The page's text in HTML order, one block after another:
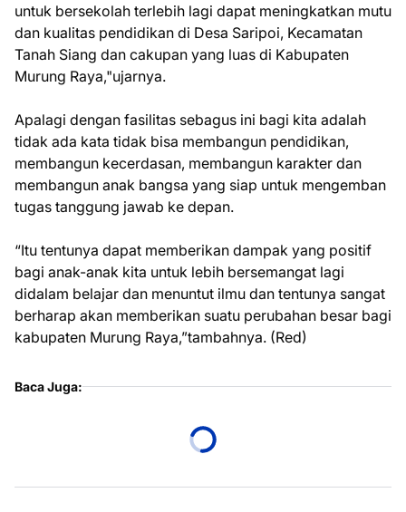
untuk bersekolah terlebih lagi dapat meningkatkan mutu
dan kualitas pendidikan di Desa Saripoi, Kecamatan
Tanah Siang dan cakupan yang luas di Kabupaten
Murung Raya,"ujarnya.
Apalagi dengan fasilitas sebagus ini bagi kita adalah
tidak ada kata tidak bisa membangun pendidikan,
membangun kecerdasan, membangun karakter dan
membangun anak bangsa yang siap untuk mengemban
tugas tanggung jawab ke depan.
“Itu tentunya dapat memberikan dampak yang positif
bagi anak-anak kita untuk lebih bersemangat lagi
didalam belajar dan menuntut ilmu dan tentunya sangat
berharap akan memberikan suatu perubahan besar bagi
kabupaten Murung Raya,”tambahnya. (Red)
Baca Juga: